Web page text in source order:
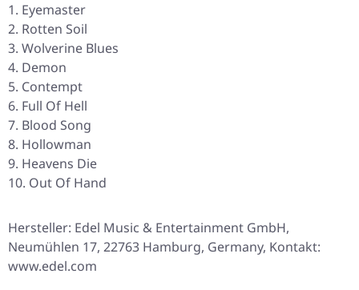
Eyemaster
Rotten Soil
Wolverine Blues
Demon
Contempt
Full Of Hell
Blood Song
Hollowman
Heavens Die
Out Of Hand
Hersteller: Edel Music & Entertainment GmbH,
Neumühlen 17, 22763 Hamburg, Germany, Kontakt:
www.edel.com